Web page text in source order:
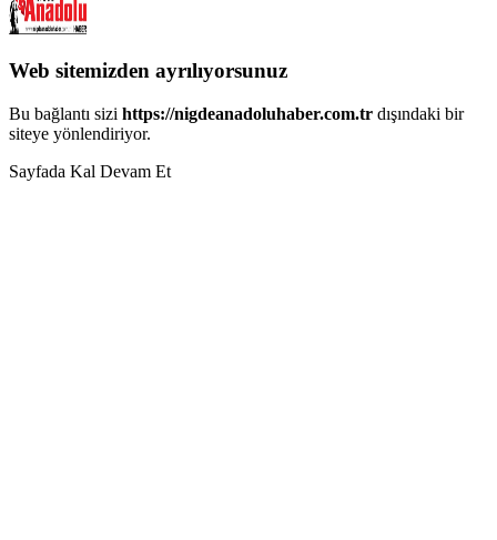
Web sitemizden ayrılıyorsunuz
Bu bağlantı sizi https://nigdeanadoluhaber.com.tr dışındaki bir
siteye yönlendiriyor.
Sayfada Kal Devam Et